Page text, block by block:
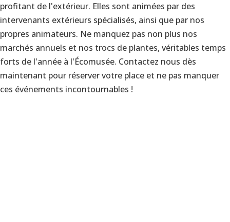
profitant de l'extérieur. Elles sont animées par des
intervenants extérieurs spécialisés, ainsi que par nos
propres animateurs. Ne manquez pas non plus nos
marchés annuels et nos trocs de plantes, véritables temps
forts de l'année à l'Écomusée. Contactez nous dès
maintenant pour réserver votre place et ne pas manquer
ces événements incontournables !